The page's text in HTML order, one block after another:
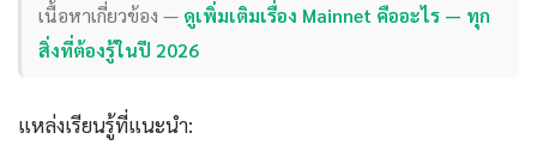
เนื้อหาเกี่ยวข้อง — ดูเพิ่มเติมเรื่อง Mainnet คืออะไร — ทุก
สิ่งที่ต้องรู้ในปี 2026
แหล่งเรียนรู้ที่แนะนำ: